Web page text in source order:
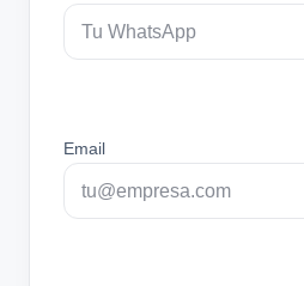
Email